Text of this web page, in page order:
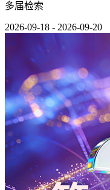
多届检索
2026-09-18 - 2026-09-20